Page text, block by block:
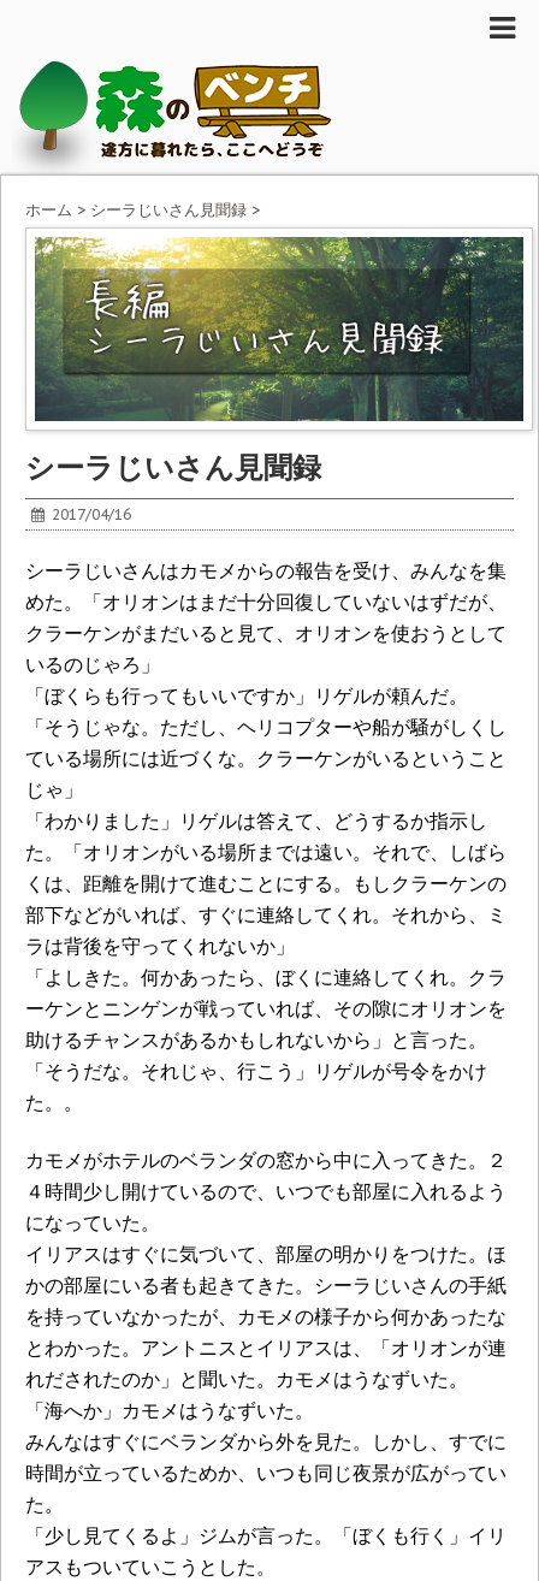
ホーム > シーラじいさん見聞録 >
シーラじいさん見聞録
2017/04/16
シーラじいさんはカモメからの報告を受け、みんなを集
めた。「オリオンはまだ十分回復していないはずだが、
クラーケンがまだいると見て、オリオンを使おうとして
いるのじゃろ」
「ぼくらも行ってもいいですか」リゲルが頼んだ。
「そうじゃな。ただし、ヘリコプターや船が騒がしくし
ている場所には近づくな。クラーケンがいるということ
じゃ」
「わかりました」リゲルは答えて、どうするか指示し
た。「オリオンがいる場所までは遠い。それで、しばら
くは、距離を開けて進むことにする。もしクラーケンの
部下などがいれば、すぐに連絡してくれ。それから、ミ
ラは背後を守ってくれないか」
「よしきた。何かあったら、ぼくに連絡してくれ。クラ
ーケンとニンゲンが戦っていれば、その隙にオリオンを
助けるチャンスがあるかもしれないから」と言った。
「そうだな。それじゃ、行こう」リゲルが号令をかけ
た。。
カモメがホテルのベランダの窓から中に入ってきた。２
４時間少し開けているので、いつでも部屋に入れるよう
になっていた。
イリアスはすぐに気づいて、部屋の明かりをつけた。ほ
かの部屋にいる者も起きてきた。シーラじいさんの手紙
を持っていなかったが、カモメの様子から何かあったな
とわかった。アントニスとイリアスは、「オリオンが連
れだされたのか」と聞いた。カモメはうなずいた。
「海へか」カモメはうなずいた。
みんなはすぐにベランダから外を見た。しかし、すでに
時間が立っているためか、いつも同じ夜景が広がってい
た。
「少し見てくるよ」ジムが言った。「ぼくも行く」イリ
アスもついていこうとした。